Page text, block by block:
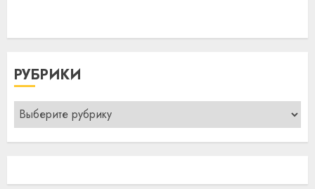
РУБРИКИ
Рубрики